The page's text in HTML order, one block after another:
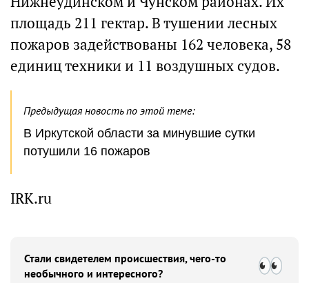
площадь 211 гектар. В тушении лесных
пожаров задействованы 162 человека, 58
единиц техники и 11 воздушных судов.
Предыдущая новость по этой теме:
В Иркутской области за минувшие сутки
потушили 16 пожаров
IRK.ru
Стали свидетелем происшествия, чего-то
необычного и интересного?